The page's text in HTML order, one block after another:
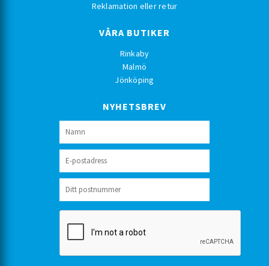
Reklamation eller retur
VÅRA BUTIKER
Rinkaby
Malmö
Jönköping
NYHETSBREV